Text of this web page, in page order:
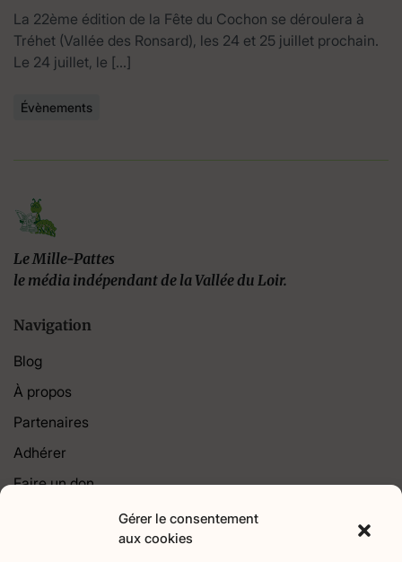
Gérer le consentement
aux cookies
La 22ème édition de la Fête du Cochon se déroulera à
Tréhet (Vallée des Ronsard), les 24 et 25 juillet prochain.
Le 24 juillet, le […]
Évènements
Le Mille-Pattes
le média indépendant de la Vallée du Loir.
Navigation
Blog
À propos
Partenaires
Adhérer
Faire un don